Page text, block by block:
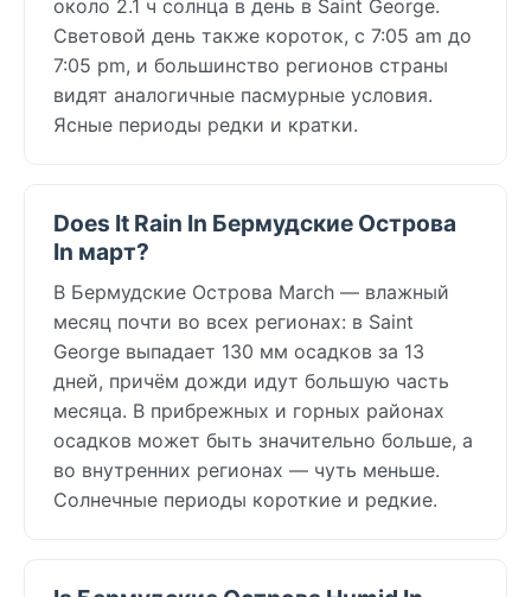
около 2.1 ч солнца в день в Saint George.
Световой день также короток, с 7:05 am до
7:05 pm, и большинство регионов страны
видят аналогичные пасмурные условия.
Ясные периоды редки и кратки.
Does It Rain In Бермудские Острова
In март?
В Бермудские Острова March — влажный
месяц почти во всех регионах: в Saint
George выпадает 130 мм осадков за 13
дней, причём дожди идут большую часть
месяца. В прибрежных и горных районах
осадков может быть значительно больше, а
во внутренних регионах — чуть меньше.
Солнечные периоды короткие и редкие.